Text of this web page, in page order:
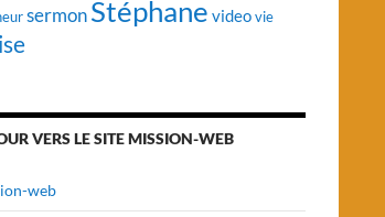
sermon Stéphane videovie
VERS LE SITE MISSION-WEB
web